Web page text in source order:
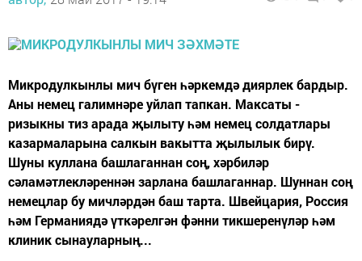
Микродулкынлы мич бүген һәркемдә диярлек бардыр.
Аны немец галимнәре уйлап тапкан. Максаты -
ризыкны тиз арада җылыту һәм немец солдатлары
казармаларына салкын вакытта җылылык бирү.
Шуны куллана башлаганнан соң, хәрбиләр
сәламәтлекләреннән зарлана башлаганнар. Шуннан соң
немецлар бу мичләрдән баш тарта. Швейцария, Россия
һәм Германиядә үткәрелгән фәнни тикшеренүләр һәм
клиник сынауларның...